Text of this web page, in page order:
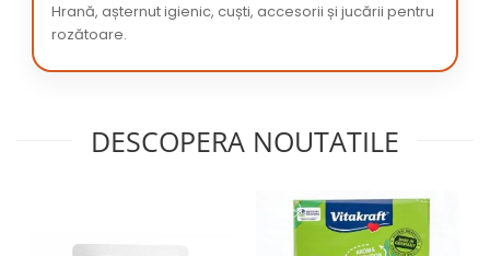
Hrană, așternut igienic, cuști, accesorii și jucării pentru
rozătoare.
DESCOPERA NOUTATILE